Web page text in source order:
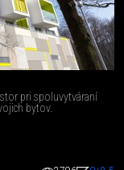
pri spoluvytváraní
bytov.